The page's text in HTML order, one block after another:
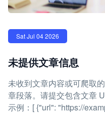
Sat Jul 04 2026
未提供文章信息
未收到文章内容或可爬取
章段落。请提交包含文章
示例：[ {"url": "https://